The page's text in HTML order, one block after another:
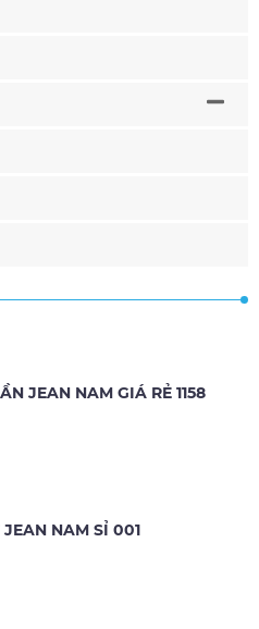
JEAN NAM GIÁ RẺ 1158
NAM SỈ 001